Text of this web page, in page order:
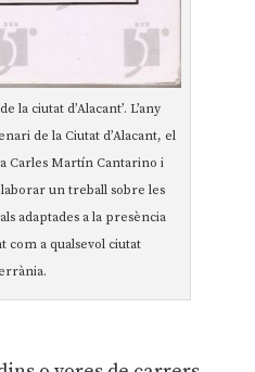
la ciutat d’Alacant’. L’any
de la Ciutat d’Alacant, el
Carles Martín Cantarino i
un treball sobre les
adaptades a la presència
com a qualsevol ciutat